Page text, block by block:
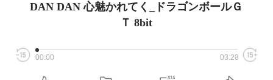
DAN DAN 心魅かれてく_ドラゴンボールＧ
Ｔ 8bit
00:00 03:28